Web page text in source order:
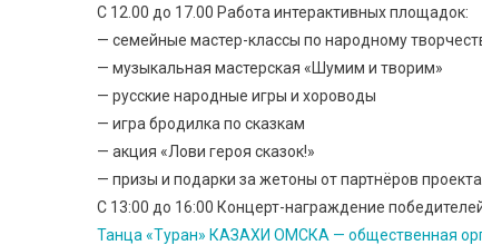
Сквере
2023
С 12.00 до 17.00 Работа интерактивных площадок:
— семейные мастер-классы по народному
— музыкальная мастерская «Шумим и творим»
— русские народные игры и хороводы
— игра бродилка по сказкам
— акция «Лови героя сказок!»
— призы и подарки за жетоны от партнёров
С 13:00 до 16:00 Концерт-награждение
Танца «Туран» КАЗАХИ ОМСКА — общественная